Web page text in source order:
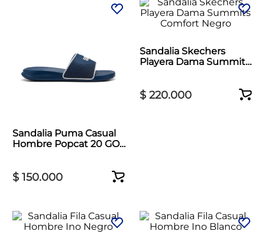
Sandalia Puma Casual
Hombre Popcat 20 GO
$ 150.000
Sandalia Skechers
Playera Dama Summits
$ 220.000